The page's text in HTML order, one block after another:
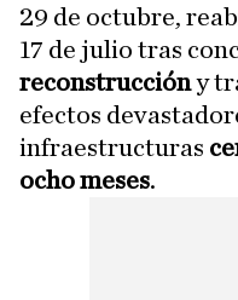
29 de octubre,
17 de julio tras
reconstruccióny
efectos
infraestructuras
ocho meses.